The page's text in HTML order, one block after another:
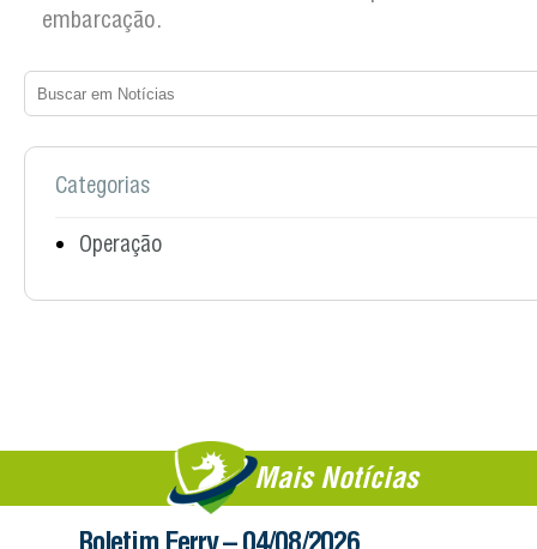
embarcação.
Categorias
Operação
Mais Notícias